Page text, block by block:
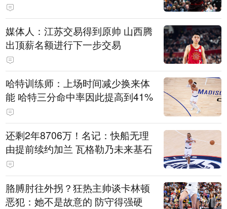
媒体人：江苏交易得到原帅 山西腾
出顶薪名额进行下一步交易
哈特训练师：上场时间减少换来体
能 哈特三分命中率因此提高到41%
还剩2年8706万！名记：快船无理
由提前续约加兰 瓦格勒乃未来基石
胳膊肘往外拐？狂热主帅谈卡林顿
恶犯：她不是故意的 防守得强硬